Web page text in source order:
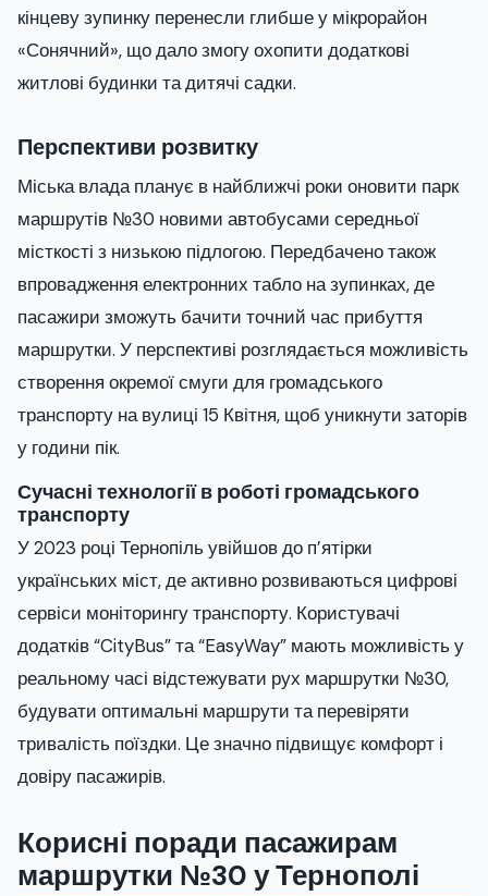
кінцеву зупинку перенесли глибше у мікрорайон
«Сонячний», що дало змогу охопити додаткові
житлові будинки та дитячі садки.
Перспективи розвитку
Міська влада планує в найближчі роки оновити парк
маршрутів №30 новими автобусами середньої
місткості з низькою підлогою. Передбачено також
впровадження електронних табло на зупинках, де
пасажири зможуть бачити точний час прибуття
маршрутки. У перспективі розглядається можливість
створення окремої смуги для громадського
транспорту на вулиці 15 Квітня, щоб уникнути заторів
у години пік.
Сучасні технології в роботі громадського
транспорту
У 2023 році Тернопіль увійшов до п’ятірки
українських міст, де активно розвиваються цифрові
сервіси моніторингу транспорту. Користувачі
додатків “CityBus” та “EasyWay” мають можливість у
реальному часі відстежувати рух маршрутки №30,
будувати оптимальні маршрути та перевіряти
тривалість поїздки. Це значно підвищує комфорт і
довіру пасажирів.
Корисні поради пасажирам
маршрутки №30 у Тернополі